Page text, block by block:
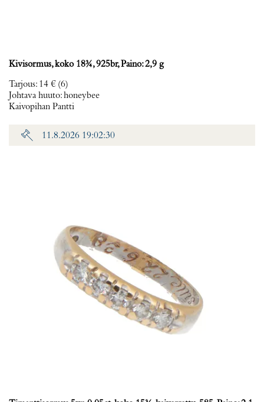
Kivisormus, koko 18¾, 925br, Paino: 2,9 g
Tarjous: 14 € (6)
Johtava huuto:honeybee
Kaivopihan Pantti
11.8.2026 19:02:30